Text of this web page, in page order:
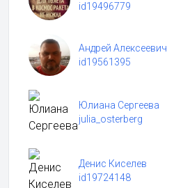
id19496779
Андрей Алексеевич
id19561395
Юлиана Сергеева
julia_osterberg
Денис Киселев
id19724148